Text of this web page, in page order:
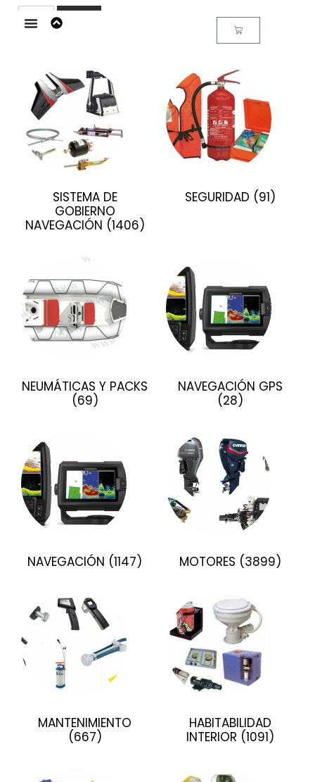
Buscar
SISTEMA DE
GOBIERNO
NAVEGACIÓN (1406)
SEGURIDAD (91)
NEUMÁTICAS Y PACKS
(69)
NAVEGACIÓN GPS
(28)
NAVEGACIÓN (1147) MOTORES (3899)
MANTENIMIENTO
(667)
HABITABILIDAD
INTERIOR (1091)